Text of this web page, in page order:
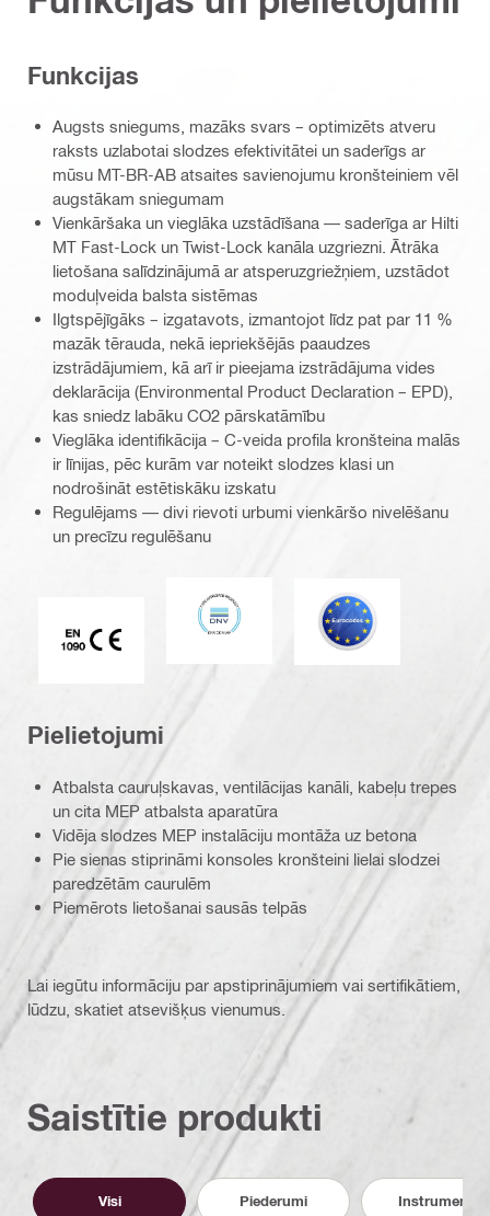
Funkcijas
Augsts sniegums, mazāks svars – optimizēts atveru
raksts uzlabotai slodzes efektivitātei un saderīgs ar
mūsu MT-BR-AB atsaites savienojumu kronšteiniem vēl
augstākam sniegumam
Vienkāršaka un vieglāka uzstādīšana — saderīga ar Hilti
MT Fast-Lock un Twist-Lock kanāla uzgriezni. Ātrāka
lietošana salīdzinājumā ar atsperuzgriežņiem, uzstādot
moduļveida balsta sistēmas
Ilgtspējīgāks – izgatavots, izmantojot līdz pat par 11 %
mazāk tērauda, nekā iepriekšējās paaudzes
izstrādājumiem, kā arī ir pieejama izstrādājuma vides
deklarācija (Environmental Product Declaration – EPD),
kas sniedz labāku CO2 pārskatāmību
Vieglāka identifikācija – C-veida profila kronšteina malās
ir līnijas, pēc kurām var noteikt slodzes klasi un
nodrošināt estētiskāku izskatu
Regulējams — divi rievoti urbumi vienkāršo nivelēšanu
un precīzu regulēšanu
CE EN 1090 marķējums
DNV Eurocode
Pielietojumi
Atbalsta cauruļskavas, ventilācijas kanāli, kabeļu trepes
un cita MEP atbalsta aparatūra
Vidēja slodzes MEP instalāciju montāža uz betona
Pie sienas stiprināmi konsoles kronšteini lielai slodzei
paredzētām caurulēm
Piemērots lietošanai sausās telpās
Lai iegūtu informāciju par apstiprinājumiem vai sertifikātiem,
lūdzu, skatiet atsevišķus vienumus.
Saistītie produkti
Visi Piederumi Instrumenti